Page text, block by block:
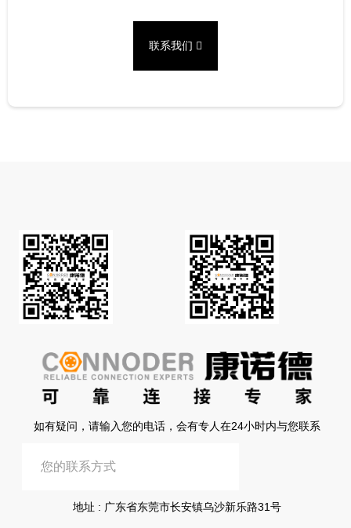
联系我们
如有疑问，请输入您的电话，会有专人在24小时内与您联系
地址 : 广东省东莞市长安镇乌沙新乐路31号